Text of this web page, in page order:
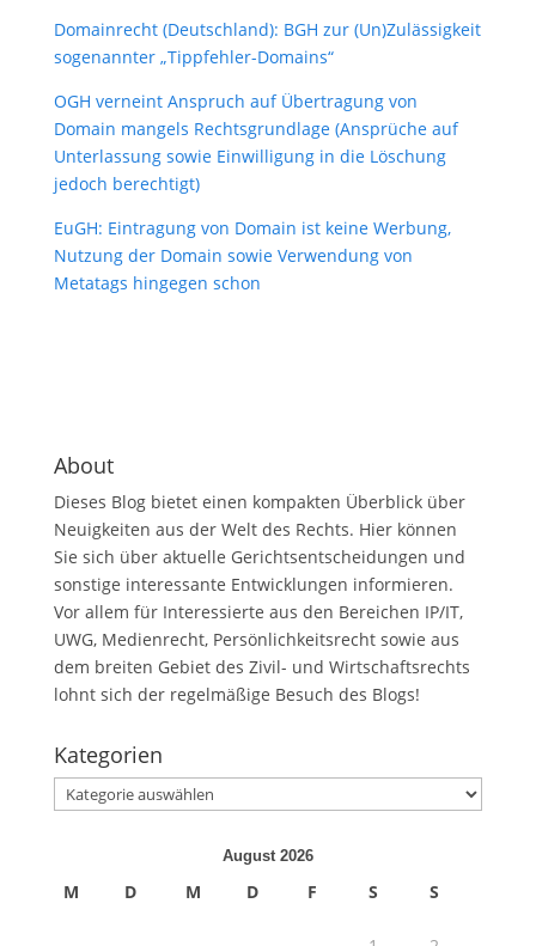
Domainrecht (Deutschland): BGH zur (Un)Zulässigkeit
sogenannter „Tippfehler-Domains“
OGH verneint Anspruch auf Übertragung von
Domain mangels Rechtsgrundlage (Ansprüche auf
Unterlassung sowie Einwilligung in die Löschung
jedoch berechtigt)
EuGH: Eintragung von Domain ist keine Werbung,
Nutzung der Domain sowie Verwendung von
Metatags hingegen schon
About
Dieses Blog bietet einen kompakten Überblick über
Neuigkeiten aus der Welt des Rechts. Hier können
Sie sich über aktuelle Gerichtsentscheidungen und
sonstige interessante Entwicklungen informieren.
Vor allem für Interessierte aus den Bereichen IP/IT,
UWG, Medienrecht, Persönlichkeitsrecht sowie aus
dem breiten Gebiet des Zivil- und Wirtschaftsrechts
lohnt sich der regelmäßige Besuch des Blogs!
Kategorien
Kategorien
August 2026
M D M D F S S